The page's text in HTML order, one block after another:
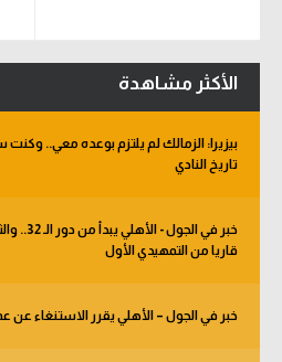
الأكثر مشاهدة
بيزيرا: الزمالك لم يلتزم بوعده معي..
تاريخ النادي
خبر في
قاريا من التمهيدي الأول
خبر في الجول – الأهلي يقرر الاستنغاء عن